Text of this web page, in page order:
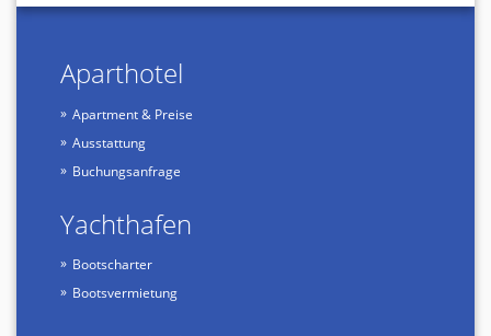
Aparthotel
Apartment & Preise
Ausstattung
Buchungsanfrage
Yachthafen
Bootscharter
Bootsvermietung